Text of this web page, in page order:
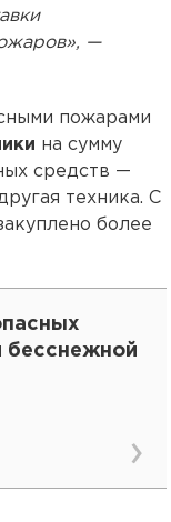
—
пожарами
на сумму
средств —
техника. С
более
бесснежной